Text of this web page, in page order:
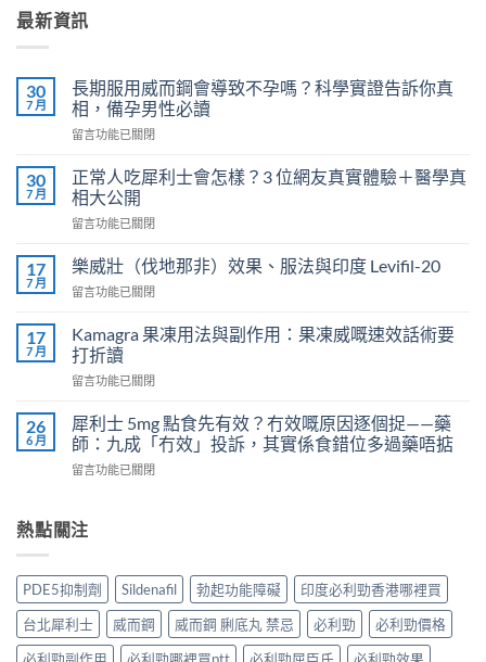
最新資訊
30
7 月
長期服用威而鋼會導致不孕嗎？科學實證告訴你真
相，備孕男性必讀
在
期
服
用
威
鋼
導
不
孕
嗎？
科
實
證
告
真
相，
孕
男
性
必
讀〉
留言功能已關閉
30
7 月
正常人吃犀利士會怎樣？3 位網友真實體驗＋醫學真
相大公開
在
常
人
吃
利
士
怎
3
位
網
友
實
體
＋
醫
學
真
相
留言功能已關閉
17
7 月
樂威壯（伐地那非）效果、服法與印度 Levifil-20
在
威
壯
（伐
地
非）
效
果、
服
印
20〉
中
留言功能已關閉
17
7 月
Kamagra 果凍用法與副作用：果凍威嘅速效話術要
打折讀
在
果
凍
用
法
作
凍
威
嘅
速
效
留言功能已關閉
26
6 月
犀利士 5mg 點食先有效？冇效嘅原因逐個捉——藥
師：九成「冇效」投訴，其實係食錯位多過藥唔掂
在
士
5mg
食
先
有
效？
冇
留言功能已關閉
熱點關注
PDE5抑制劑 Sildenafil 勃起功能障礙
印度必利勁香港哪裡買
台北犀利士
威而鋼 威而鋼 脷底丸 禁忌 必利勁
必利勁價格